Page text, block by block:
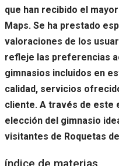
que han recibido el
Maps. Se ha prestado
valoraciones de los
refleje las preferencias
gimnasios incluidos en
calidad, servicios
cliente. A través de este
elección del gimnasio
visitantes de Roquetas